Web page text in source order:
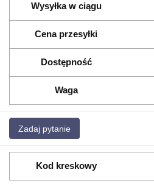
Wysyłka w ciągu
Cena przesyłki
Dostępność
Waga
Zadaj pytanie
Kod kreskowy